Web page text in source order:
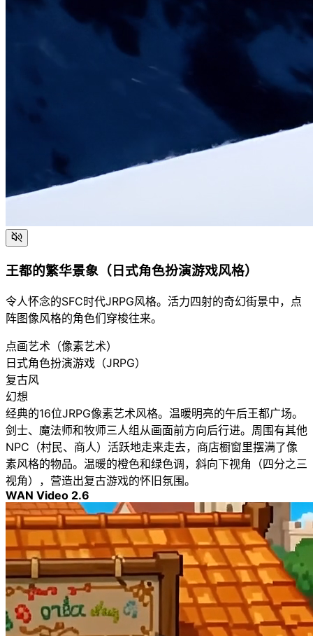
王都的繁华景象（日式角色扮演游戏风格）
令人怀念的SFC时代JRPG风格。活力四射的奇幻街景中，点
阵图像风格的角色们穿梭往来。
点画艺术（像素艺术）
日式角色扮演游戏（JRPG）
复古风
幻想
经典的16位JRPG像素艺术风格。温暖明亮的午后王都广场。
剑士、魔法师和牧师三人组从画面前方向后行进。周围有其他
NPC（村民、商人）活跃地走来走去，商店橱窗里摆满了像
素风格的物品。温暖的橙色和绿色调，斜向下视角（四分之三
视角），营造出复古游戏的怀旧氛围。
WAN Video 2.6